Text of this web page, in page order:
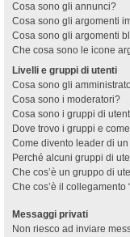
Cosa sono gli annunci?
Cosa sono gli argomenti
Cosa sono gli argomenti
Che cosa sono le icone
Livelli e gruppi di utenti
Cosa sono gli
Cosa sono i moderatori?
Cosa sono i gruppi di
Dove trovo i gruppi e
Come divento leader di
Perché alcuni gruppi di
Che cos’è un gruppo di
Che cos’è il collegamento
Messaggi privati
Non riesco ad inviare